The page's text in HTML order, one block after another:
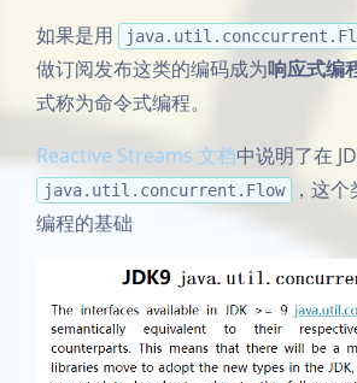
如果是用
做订阅发布这类的编码成为响应式编
式称为命令式编程。
Reactive Streams 文档中说明了在
java.util.concurrent.Flow
，这
编程的基础